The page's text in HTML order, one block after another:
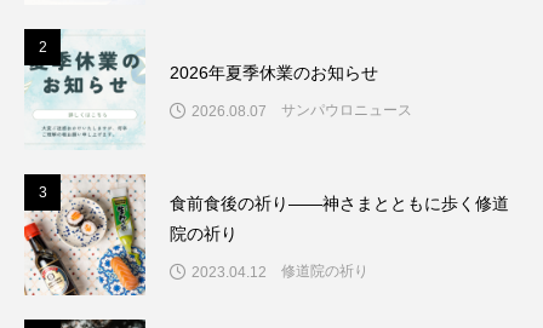
2
2026年夏季休業のお知らせ
2026.08.07 サンパウロニュース
3
食前食後の祈り――神さまとともに歩く修道
院の祈り
2023.04.12 修道院の祈り